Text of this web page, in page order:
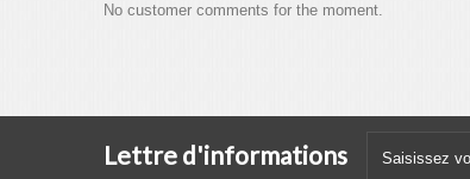
No customer comments for the moment.
Lettre d'informations